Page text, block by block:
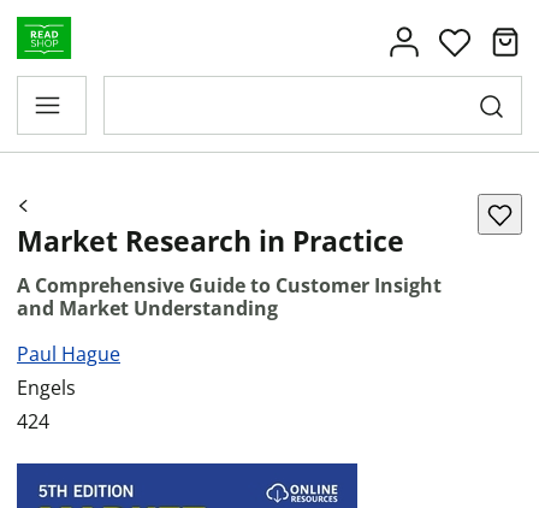
Market Research in Practice
A Comprehensive Guide to Customer Insight
and Market Understanding
Paul Hague
Engels
424